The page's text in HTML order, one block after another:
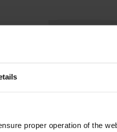
proper operation of the